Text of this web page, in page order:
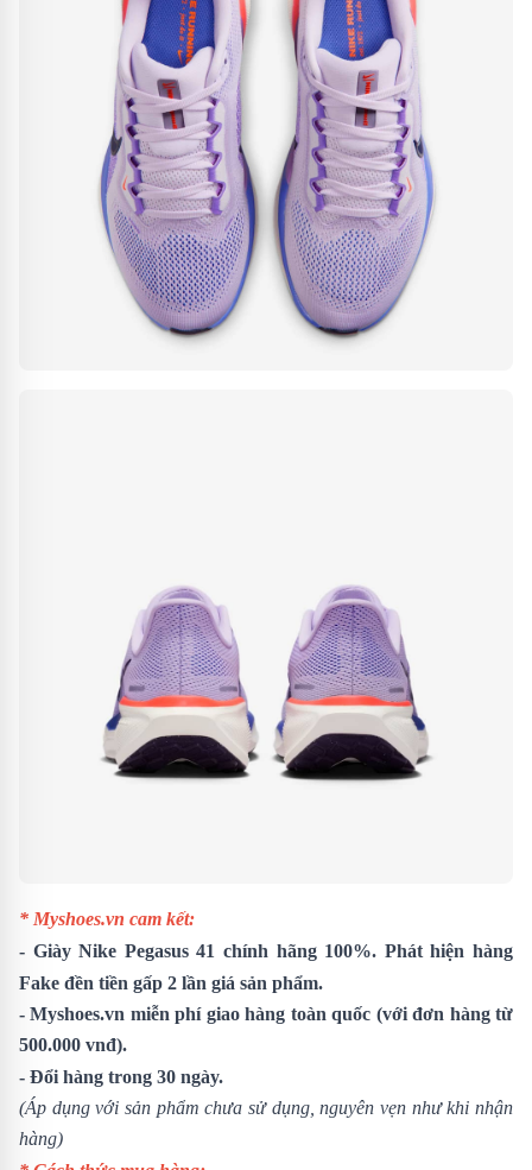
* Myshoes.vn cam kết:
- GiàyNike Pegasus 41 chính hãng 100%. Phát hiện hàng
Fake đền tiền gấp 2 lần giá sản phẩm.
- Myshoes.vn miễn phí giao hàng toàn quốc (với đơn hàng từ
500.000 vnđ).
- Đổi hàng trong 30 ngày.
(Áp dụng với sản phẩm chưa sử dụng, nguyên vẹn như khi nhận
hàng)